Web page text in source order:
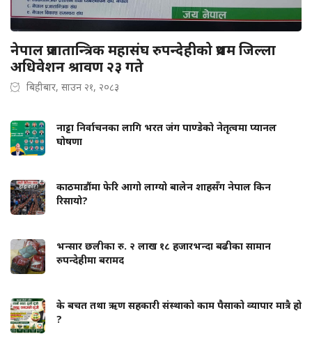
नेपाल प्रजातान्त्रिक महासंघ रुपन्देहीको प्रथम जिल्ला
अधिवेशन श्रावण २३ गते
बिहीबार, साउन २१, २०८३
नाट्टा निर्वाचनका लागि भरत जंग पाण्डेको नेतृत्वमा प्यानल
घोषणा
काठमाडौंमा फेरि आगो लाग्यो बालेन शाहसँग नेपाल किन
रिसायो?
भन्सार छलीका रु. २ लाख १८ हजारभन्दा बढीका सामान
रुपन्देहीमा बरामद
के बचत तथा ऋण सहकारी संस्थाको काम पैसाको व्यापार मात्रै हो
?